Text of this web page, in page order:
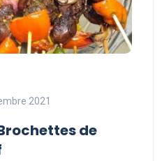
2021
de